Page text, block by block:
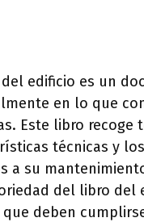
edificio es un
en lo que
Este libro
técnicas y
a su
del libro del
deben